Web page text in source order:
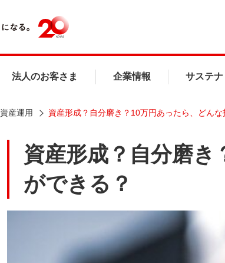
法人のお客さま 企業情報 サステナ
資産運用 資産形成？自分磨き？10万円あったら、どんな
資産形成？自分磨
ができる？